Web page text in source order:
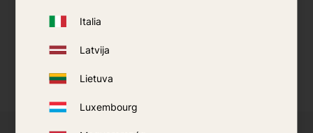
Italia
Latvija
Lietuva
Luxembourg